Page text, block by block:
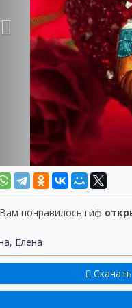
понравилось гиф
, Елена
Скачать